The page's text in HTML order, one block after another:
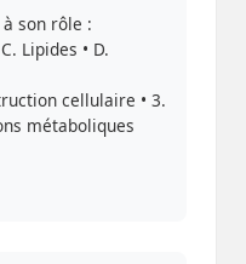
son rôle :
Lipides • D.
cellulaire • 3.
métaboliques